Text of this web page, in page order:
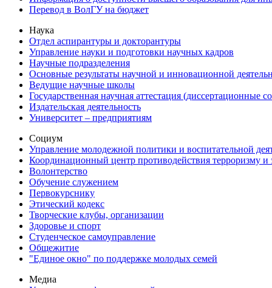
Перевод в ВолГУ на бюджет
Наука
Отдел аспирантуры и докторантуры
Управление науки и подготовки научных кадров
Научные подразделения
Основные результаты научной и инновационной
Ведущие научные школы
Государственная научная аттестация (диссертационные
Издательская деятельность
Университет – предприятиям
Социум
Управление молодежной политики и воспитательной
Координационный центр противодействия терроризму и
Волонтерство
Обучение служением
Первокурснику
Этический кодекс
Творческие клубы, организации
Здоровье и спорт
Студенческое самоуправление
Общежитие
"Единое окно" по поддержке молодых семей
Медиа